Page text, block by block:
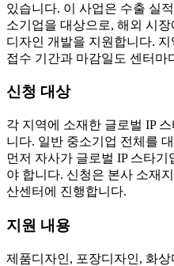
있습니다. 이 사업은 수출 실
소기업을 대상으로, 해외 시
디자인 개발을 지원합니다.
접수 기간과 마감일도 센터마
신청 대상
각 지역에 소재한 글로벌 IP
니다. 일반 중소기업 전체를
먼저 자사가 글로벌 IP 스타
야 합니다. 신청은 본사 소재
산센터에 진행합니다.
지원 내용
제품디자인, 포장디자인, 화